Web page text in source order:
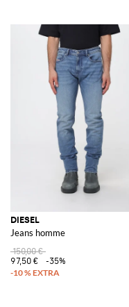
DIESEL
Jeans homme
150,00 €
97,50 €
-35%